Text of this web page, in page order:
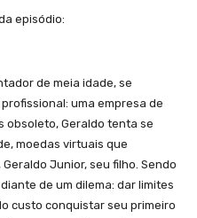
episódio:
de meia idade, se
uma empresa de
obsoleto, Geraldo tenta se
moedas virtuais que
Junior, seu filho. Sendo
de um dilema: dar limites
custo conquistar seu primeiro